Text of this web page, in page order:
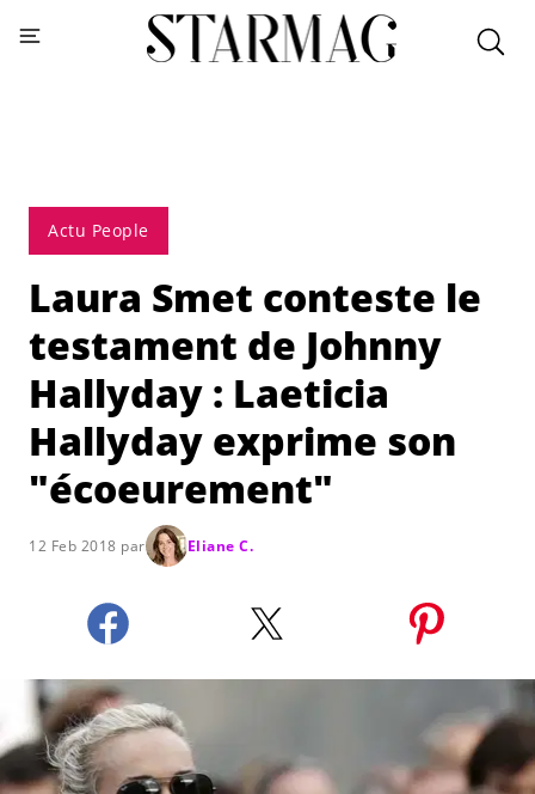
Actu People
Laura Smet conteste le
testament de Johnny
Hallyday : Laeticia
Hallyday exprime son
"écoeurement"
12 Feb 2018 par Eliane C.